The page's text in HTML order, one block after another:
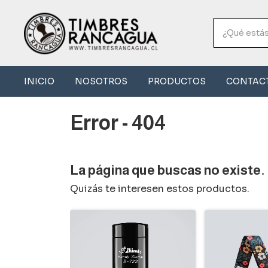
INICIO NOSOTROS PRODUCTOS
Error - 404
La página que buscas no existe.
Quizás te interesen estos productos.